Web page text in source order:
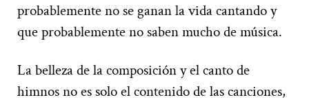
probablemente no se ganan la vida cantando y
que probablemente no saben mucho de música.
La belleza de la composición y el canto de
himnos no es solo el contenido de las canciones,